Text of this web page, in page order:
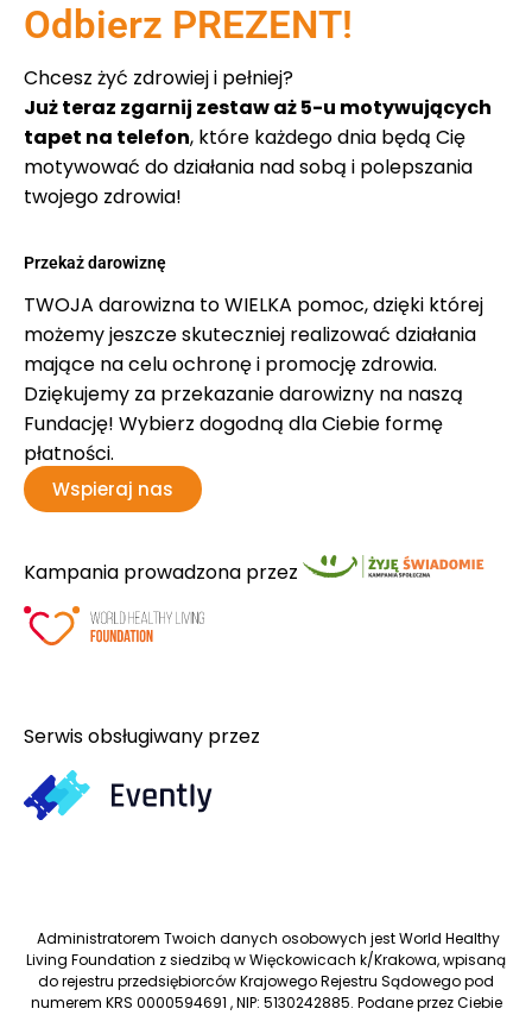
Odbierz PREZENT!
Chcesz żyć zdrowiej i pełniej?
Już teraz zgarnij zestaw aż 5-u motywujących
tapet na telefon, które każdego dnia będą Cię
motywować do działania nad sobą i polepszania
twojego zdrowia!
Przekaż darowiznę
TWOJA darowizna to WIELKA pomoc, dzięki której
możemy jeszcze skuteczniej realizować działania
mające na celu ochronę i promocję zdrowia.
Dziękujemy za przekazanie darowizny na naszą
Fundację! Wybierz dogodną dla Ciebie formę
płatności.
Wspieraj nas
Kampania prowadzona przez
Serwis obsługiwany przez
Administratorem Twoich danych osobowych jest World Healthy
Living Foundation z siedzibą w Więckowicach k/Krakowa, wpisaną
do rejestru przedsiębiorców Krajowego Rejestru Sądowego pod
numerem KRS 0000594691 , NIP: 5130242885. Podane przez Ciebie